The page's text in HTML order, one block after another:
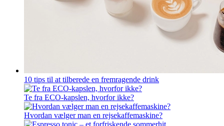
10 tips til at tilberede en fremragende drink
Te fra ECO-kapslen, hvorfor ikke?
Hvordan vælger man en rejsekaffemaskine?